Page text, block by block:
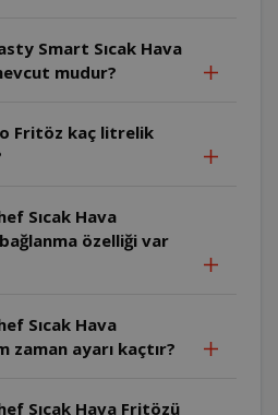
Smart Sıcak Hava
mudur?
Sıcak Hava
özelliği var
zaman ayarı kaçtır?